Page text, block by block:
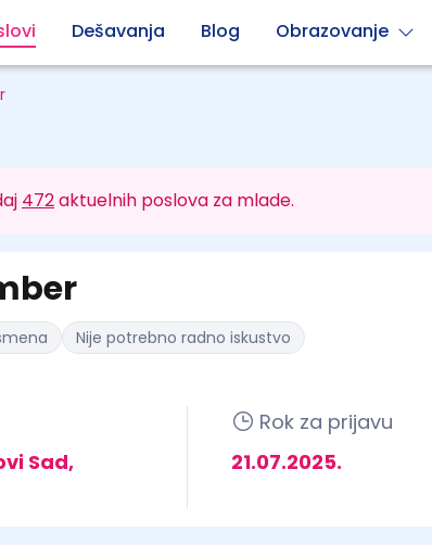
Dešavanja Blog Obrazovanje
472aktuelnih poslova za mlade.
Sad,
Rok za prijavu
21.07.2025.
Nije potrebno radno iskustvo